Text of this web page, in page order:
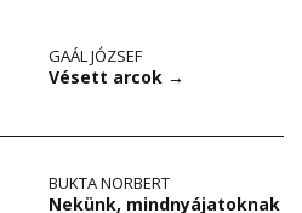
GAÁL JÓZSEF
Vésett arcok →
BUKTA NORBERT
Nekünk, mindnyájatoknak